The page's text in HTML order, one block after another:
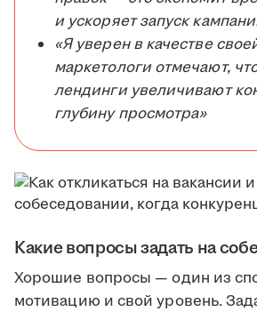
и ускоряет запуск
«Я уверен в качестве
маркетологи отмечают,
лендинги увеличивают
глубину просмотра»
Какие вопросы задать на
Хорошие вопросы — один из
мотивацию и свой уровень.